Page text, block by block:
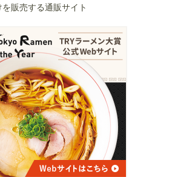
を販売する通販サイト